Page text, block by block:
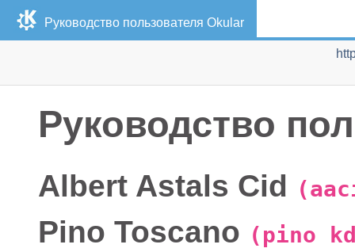
Руководство пользователя Okular
Руководство
Albert Astals Cid
Pino Toscano (pino